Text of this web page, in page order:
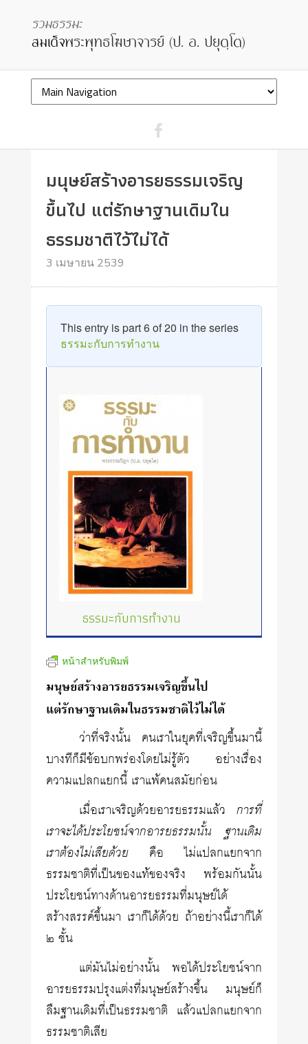
มนุษย์สร้างอารยธรรมเจริญ
ขึ้นไป แต่รักษาฐานเดิมใน
ธรรมชาติไว้ไม่ได้
3 เมษายน 2539
This entry is part 6 of 20 in the series
ธรรมะกับการทำงาน
ธรรมะกับการทำงาน
หน้าสำหรับพิมพ์
มนุษย์สร้างอารยธรรมเจริญขึ้นไป
แต่รักษาฐานเดิมในธรรมชาติไว้ไม่ได้
ว่าที่จริงนั้น คนเราในยุคที่เจริญขึ้นมานี้
บางทีก็มีข้อบกพร่องโดยไม่รู้ตัว อย่างเรื่อง
ความแปลกแยกนี้ เราแพ้คนสมัยก่อน
เมื่อเราเจริญด้วยอารยธรรมแล้ว การที่
เราจะได้ประโยชน์จากอารยธรรมนั้น ฐานเดิม
เราต้องไม่เสียด้วย คือ ไม่แปลกแยกจาก
ธรรมชาติที่เป็นของแท้ของจริง พร้อมกันนั้น
ประโยชน์ทางด้านอารยธรรมที่มนุษย์ได้
สร้างสรรค์ขึ้นมา เราก็ได้ด้วย ถ้าอย่างนี้เราก็ได้
๒ ชั้น
แต่มันไม่อย่างนั้น พอได้ประโยชน์จาก
อารยธรรมปรุงแต่งที่มนุษย์สร้างขึ้น มนุษย์ก็
ลืมฐานเดิมที่เป็นธรรมชาติ แล้วแปลกแยกจาก
ธรรมชาติเสีย